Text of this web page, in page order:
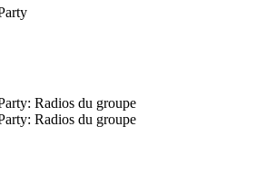
Radios du groupe
Radios du groupe